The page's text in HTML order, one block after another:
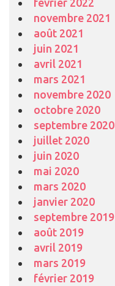
novembre 2021
août 2021
juin 2021
avril 2021
mars 2021
novembre 2020
octobre 2020
septembre 2020
juillet 2020
juin 2020
mai 2020
mars 2020
janvier 2020
septembre 2019
août 2019
avril 2019
mars 2019
février 2019